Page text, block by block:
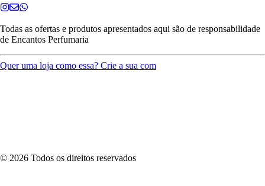
Todas as ofertas e produtos apresentados aqui são de responsabilidade
de Encantos Perfumaria
Quer uma loja como essa? Crie a sua com
© 2026 Todos os direitos reservados